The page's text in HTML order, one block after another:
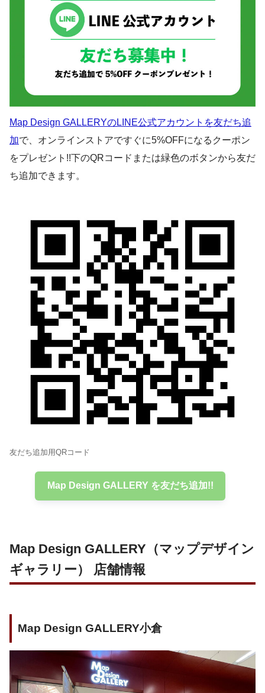
Map Design GALLERYのLINE公式アカウントを友だち追
加で、オンラインストアですぐに5%OFFになるクーポン
をプレゼント!!下のQRコードまたは緑色のボタンから友だ
ち追加できます。
友だち追加用QRコード
Map Design GALLERY を友だち追加!!
Map Design GALLERY（マップデザイン
ギャラリー） 店舗情報
Map Design GALLERY小倉